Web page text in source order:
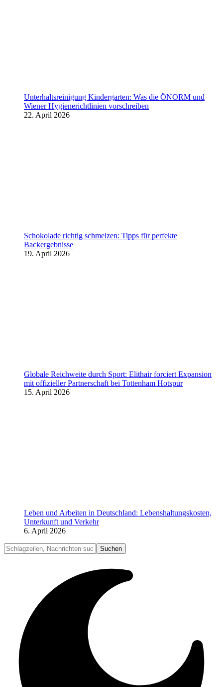
Unterhaltsreinigung Kindergarten: Was die ÖNORM und
Wiener Hygienerichtlinien vorschreiben
22. April 2026
Schokolade richtig schmelzen: Tipps für perfekte
Backergebnisse
19. April 2026
Globale Reichweite durch Sport: Elithair forciert Expansion
mit offizieller Partnerschaft bei Tottenham Hotspur
15. April 2026
Leben und Arbeiten in Deutschland: Lebenshaltungskosten,
Unterkunft und Verkehr
6. April 2026